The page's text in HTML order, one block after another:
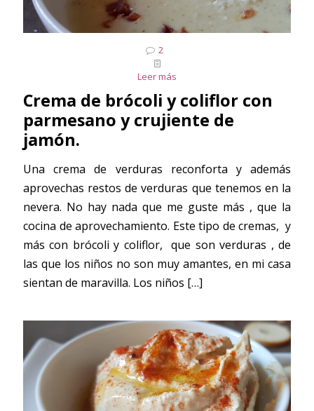
2
Leer más
Crema de brócoli y coliflor con
parmesano y crujiente de
jamón.
Una crema de verduras reconforta y además
aprovechas restos de verduras que tenemos en la
nevera. No hay nada que me guste más , que la
cocina de aprovechamiento. Este tipo de cremas, y
más con brócoli y coliflor, que son verduras , de
las que los niños no son muy amantes, en mi casa
sientan de maravilla. Los niños […]